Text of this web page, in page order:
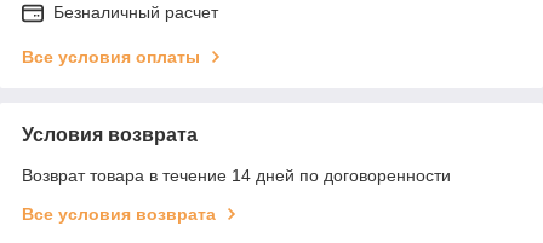
Безналичный расчет
Все условия оплаты
Условия возврата
Возврат товара в течение 14 дней по договоренности
Все условия возврата